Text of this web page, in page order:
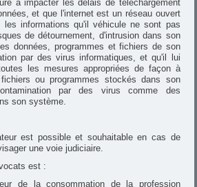
à impacter les délais de téléchargement
et que l'internet est un réseau ouvert
les informations qu'il véhicule ne sont pas
de détournement, d'intrusion dans son
données, programmes et fichiers de son
par des virus informatiques, et qu'il lui
les mesures appropriées de façon à
ou programmes stockés dans son
par des virus comme des
son système.
est possible et souhaitable en cas de
une voie judiciaire.
est :
de la consommation de la profession